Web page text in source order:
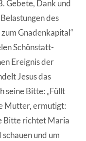
Gebete, Dank und
des
Gnadenkapital“
Schönstatt-
Ereignis der
Jesus das
seine Bitte: „Füllt
Mutter, ermutigt:
Bitte richtet Maria
und um